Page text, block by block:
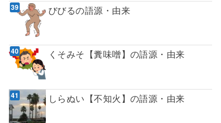
びびるの語源・由来
くそみそ【糞味噌】の語源・由来
しらぬい【不知火】の語源・由来